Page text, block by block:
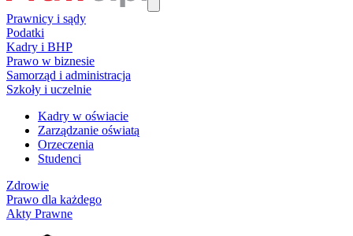
Prawnicy i sądy
Podatki
Kadry i BHP
Prawo w biznesie
Samorząd i administracja
Szkoły i uczelnie
Kadry w oświacie
Zarządzanie oświatą
Orzeczenia
Studenci
Zdrowie
Prawo dla każdego
Akty Prawne